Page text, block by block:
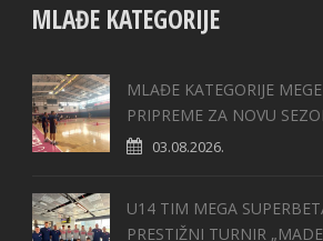
MLAĐE KATEGORIJE
MLAĐE KATEGORIJE
PRIPREME ZA NOVU
03.08.2026.
U14 TIM MEGA
PRESTIŽNI TURNIR